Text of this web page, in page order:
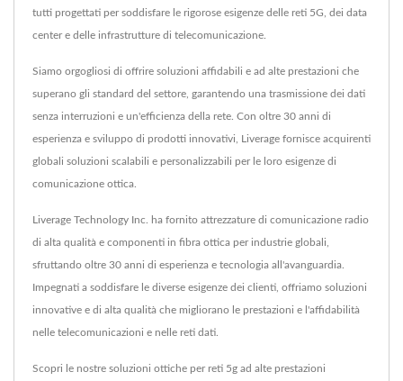
tutti progettati per soddisfare le rigorose esigenze delle reti 5G, dei data
center e delle infrastrutture di telecomunicazione.
Siamo orgogliosi di offrire soluzioni affidabili e ad alte prestazioni che
superano gli standard del settore, garantendo una trasmissione dei dati
senza interruzioni e un'efficienza della rete. Con oltre 30 anni di
esperienza e sviluppo di prodotti innovativi, Liverage fornisce acquirenti
globali soluzioni scalabili e personalizzabili per le loro esigenze di
comunicazione ottica.
Liverage Technology Inc. ha fornito attrezzature di comunicazione radio
di alta qualità e componenti in fibra ottica per industrie globali,
sfruttando oltre 30 anni di esperienza e tecnologia all'avanguardia.
Impegnati a soddisfare le diverse esigenze dei clienti, offriamo soluzioni
innovative e di alta qualità che migliorano le prestazioni e l'affidabilità
nelle telecomunicazioni e nelle reti dati.
Scopri le nostre soluzioni ottiche per reti 5g ad alte prestazioni